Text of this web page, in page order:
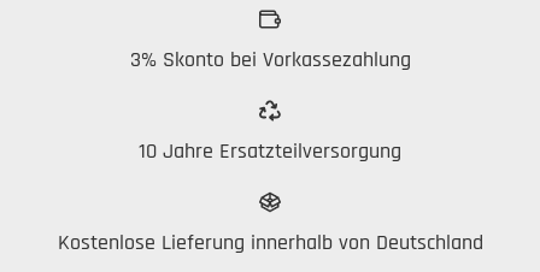
3% Skonto bei Vorkassezahlung
10 Jahre Ersatzteilversorgung
Kostenlose Lieferung innerhalb von Deutschland